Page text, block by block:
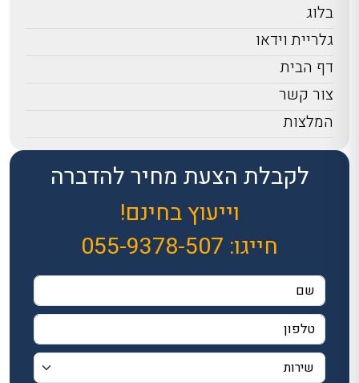
לקבלת הצעת מחיר להדברה
וייעוץ בחינם!
חייגו: 055-9378-507
בלוג
גלריית וידאו
דף הבית
צור קשר
המלצות